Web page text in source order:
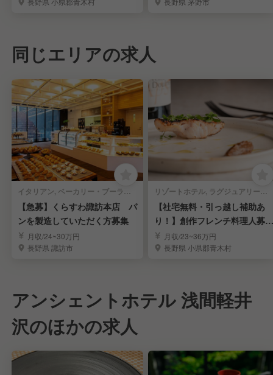
同じエリアの求人
イタリアン, ベーカリー・ブーランジェリー | キッチンスタッフ
【急募】くらすわ諏訪本店 パ
ンを製造していただく方募集
月収/24~30万円
長野県 諏訪市
リゾートホテル, ラグジュアリーホテル, ビジネスホテル, 旅館・温泉 | 調理部門 | キッチンスタッフ
【社宅無料・引っ越し補助あ
り！】創作フレンチ料理人募
集！月収/23~36万円
長野県 小県郡青木村
アンシェントホテル 浅間軽井
沢のほかの求人